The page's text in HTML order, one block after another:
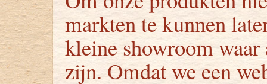
markten te kunnen
kleine showroom
zijn. Omdat we een